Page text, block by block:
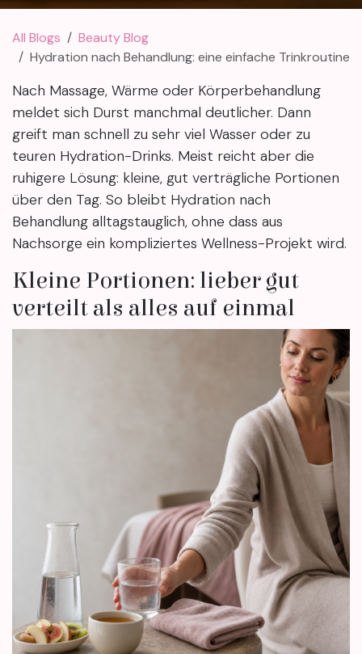
All Blogs
Beauty Blog
Hydration nach Behandlung: eine einfache Trinkroutine
Nach Massage, Wärme oder Körperbehandlung
meldet sich Durst manchmal deutlicher. Dann
greift man schnell zu sehr viel Wasser oder zu
teuren Hydration-Drinks. Meist reicht aber die
ruhigere Lösung: kleine, gut verträgliche Portionen
über den Tag. So bleibt Hydration nach
Behandlung alltagstauglich, ohne dass aus
Nachsorge ein kompliziertes Wellness-Projekt wird.
Kleine Portionen: lieber gut
verteilt als alles auf einmal